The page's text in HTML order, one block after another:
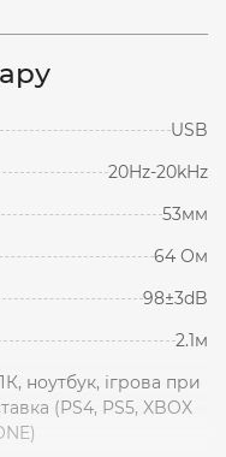
USB
20Hz-20kHz
53мм
64 Ом
98±3dB
2.1м
ноутбук, ігрова при
(PS4, PS5, XBOX